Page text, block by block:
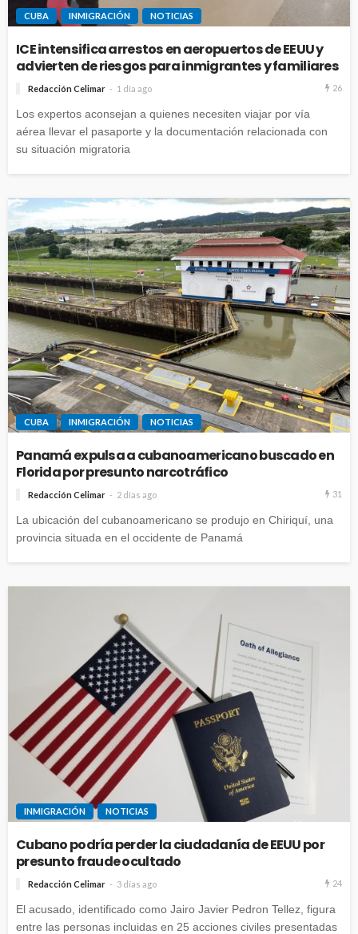
CUBA INMIGRACIÓN NOTICIAS
ICE intensifica arrestos en aeropuertos de EEUU y
advierten de riesgos para inmigrantes y familiares
Redacción Celimar 1 día ago 26
Los expertos aconsejan a quienes necesiten viajar por vía
aérea llevar el pasaporte y la documentación relacionada con
su situación migratoria
CUBA INMIGRACIÓN NOTICIAS
Panamá expulsa a cubanoamericano buscado en
Florida por presunto narcotráfico
Redacción Celimar 2 días ago 31
La ubicación del cubanoamericano se produjo en Chiriquí, una
provincia situada en el occidente de Panamá
INMIGRACIÓN NOTICIAS
Cubano podría perder la ciudadanía de EEUU por
presunto fraude ocultado
Redacción Celimar 3 días ago 24
El acusado, identificado como Jairo Javier Pedron Tellez, figura
entre las personas incluidas en 25 acciones civiles presentadas